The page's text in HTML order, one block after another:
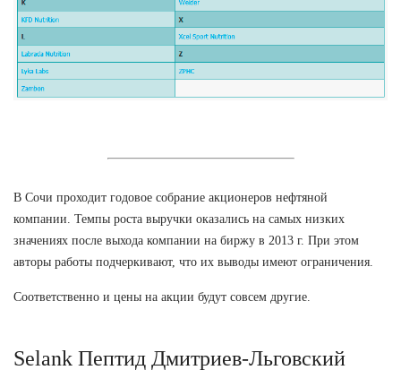
В Сочи проходит годовое собрание акционеров нефтяной
компании. Темпы роста выручки оказались на самых низких
значениях после выхода компании на биржу в 2013 г. При этом
авторы работы подчеркивают, что их выводы имеют ограничения.
Соответственно и цены на акции будут совсем другие.
Selank Пептид Дмитриев-Льговский